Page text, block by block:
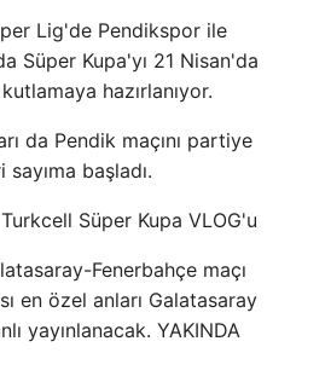
Lig'de Pendikspor ile
Süper Kupa'yı 21 Nisan'da
hazırlanıyor.
da Pendik maçını partiye
başladı.
Turkcell Süper Kupa VLOG'u
Fenerbahçe maçı
en özel anları Galatasaray
yayınlanacak. YAKINDA